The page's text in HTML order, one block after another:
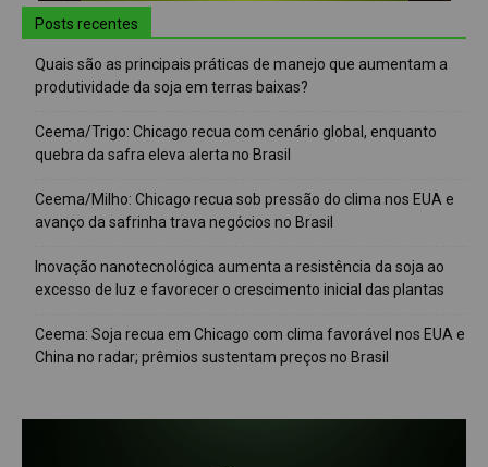
Posts recentes
Quais são as principais práticas de manejo que aumentam a
produtividade da soja em terras baixas?
Ceema/Trigo: Chicago recua com cenário global, enquanto
quebra da safra eleva alerta no Brasil
Ceema/Milho: Chicago recua sob pressão do clima nos EUA e
avanço da safrinha trava negócios no Brasil
Inovação nanotecnológica aumenta a resistência da soja ao
excesso de luz e favorecer o crescimento inicial das plantas
Ceema: Soja recua em Chicago com clima favorável nos EUA e
China no radar; prêmios sustentam preços no Brasil